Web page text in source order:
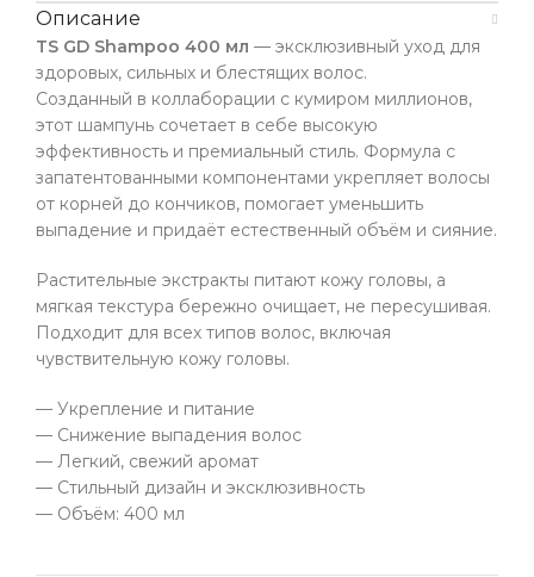
Описание
TS GD Shampoo 400 мл — эксклюзивный уход для
здоровых, сильных и блестящих волос.
Созданный в коллаборации с кумиром миллионов,
этот шампунь сочетает в себе высокую
эффективность и премиальный стиль. Формула с
запатентованными компонентами укрепляет волосы
от корней до кончиков, помогает уменьшить
выпадение и придаёт естественный объём и сияние.
Растительные экстракты питают кожу головы, а
мягкая текстура бережно очищает, не пересушивая.
Подходит для всех типов волос, включая
чувствительную кожу головы.
— Укрепление и питание
— Снижение выпадения волос
— Легкий, свежий аромат
— Стильный дизайн и эксклюзивность
— Объём: 400 мл